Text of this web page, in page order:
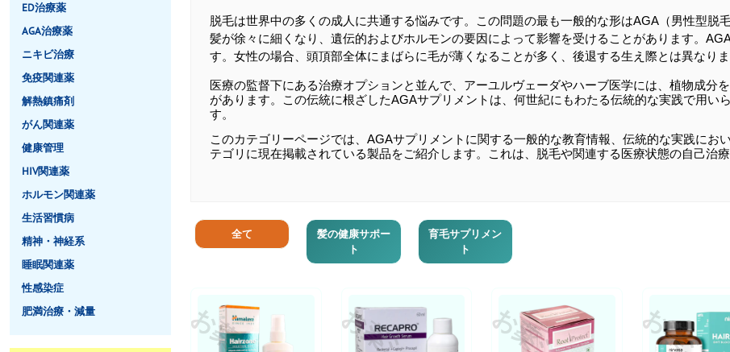
ED治療薬
AGA治療薬
ニキビ治療
免疫関連薬
解熱鎮痛剤
がん関連薬
健康管理
HIV関連薬
ホルモン関連薬
生活習慣病
精神・神経系
睡眠関連薬
性感染症
肥満治療・減量
脱毛は世界中の多くの成人に共通する悩みです。この問題の最も一般的な形はAGA（男性型脱
髪が徐々に細くなり、遺伝的およびホルモンの要因によって影響を受けることがあります。
す。女性の場合、頭頂部全体にまばらに毛が薄くなることが多く、後退する生え際とは異なりま
医療の監督下にある治療オプションと並んで、アーユルヴェーダやハーブ医学には、植物成分
があります。この伝統に根ざしたAGAサプリメントは、何世紀にもわたる伝統的な実践で用い
す。
このカテゴリーページでは、AGAサプリメントに関する一般的な教育情報、伝統的な実践にお
テゴリに現在掲載されている製品をご紹介します。これは、脱毛や関連する医療状態の自己治
全て
髪の健康サポー
ト
育毛サプリメン
ト